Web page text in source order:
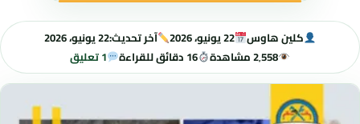
كلين هاوس 22 يونيو، 2026 آخر تحديث:22 يونيو، 2026
2٬558 مشاهدة
16 دقائق للقراءة 1 تعليق